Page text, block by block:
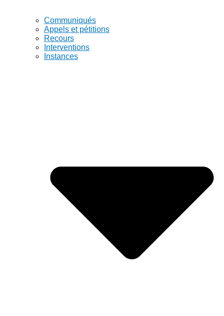
Communiqués
Appels et pétitions
Recours
Interventions
Instances